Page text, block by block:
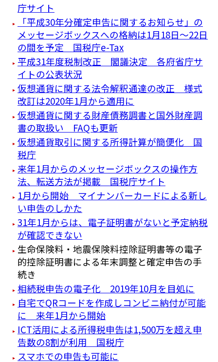
庁サイト
「平成30年分確定申告に関するお知らせ」の
メッセージボックスへの格納は1月18日～22日
の間を予定 国税庁e-Tax
平成31年度税制改正 閣議決定 各府省庁サ
イトの公表状況
仮想通貨に関する法令解釈通達の改正 様式
改訂は2020年1月から適用に
仮想通貨に関する財産債務調書と国外財産調
書の取扱い FAQも更新
仮想通貨取引に関する所得計算が簡便化 国
税庁
来年1月からのメッセージボックスの操作方
法、転送方法が掲載 国税庁サイト
1月から開始 マイナンバーカードによる新し
い申告のしかた
31年1月からは、電子証明書がないと予定納税
が確認できない
生命保険料・地震保険料控除証明書等の電子
的控除証明書による年末調整と確定申告の手
続き
相続税申告の電子化 2019年10月を目処に
自宅でQRコードを作成しコンビニ納付が可能
に 来年1月から開始
ICT活用による所得税申告は1,500万を超え申
告数の8割が利用 国税庁
スマホでの申告も可能に